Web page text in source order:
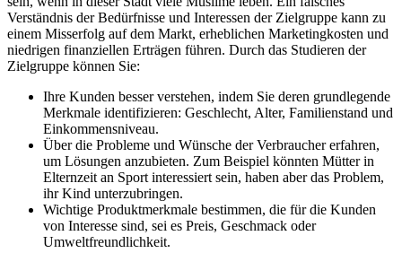
Verständnis der Bedürfnisse und Interessen der Zielgruppe kann zu
einem Misserfolg auf dem Markt, erheblichen Marketingkosten und
niedrigen finanziellen Erträgen führen. Durch das Studieren der
Zielgruppe können Sie:
Ihre Kunden besser verstehen, indem Sie deren grundlegende
Merkmale identifizieren: Geschlecht, Alter, Familienstand und
Einkommensniveau.
Über die Probleme und Wünsche der Verbraucher erfahren,
um Lösungen anzubieten. Zum Beispiel könnten Mütter in
Elternzeit an Sport interessiert sein, haben aber das Problem,
ihr Kind unterzubringen.
Wichtige Produktmerkmale bestimmen, die für die Kunden
von Interesse sind, sei es Preis, Geschmack oder
Umweltfreundlichkeit.